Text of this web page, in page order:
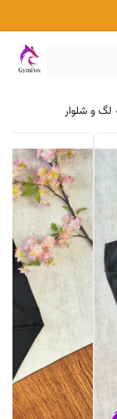
لگ و شلوار